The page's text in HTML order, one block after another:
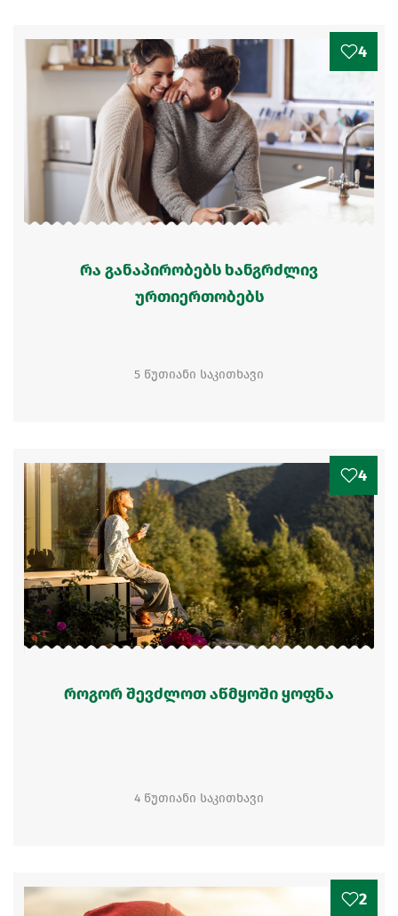
4
რა განაპირობებს ხანგრძლივ
ურთიერთობებს
5 წუთიანი საკითხავი
4
როგორ შევძლოთ აწმყოში ყოფნა
4 წუთიანი საკითხავი
2